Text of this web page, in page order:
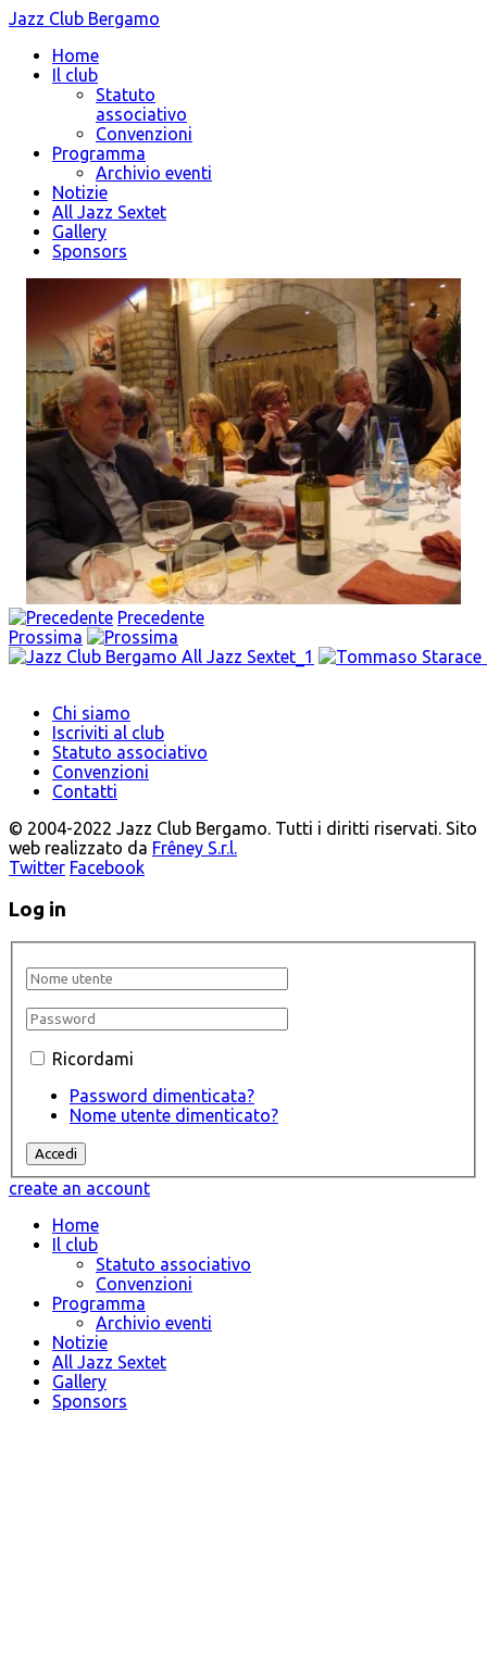
Jazz Club Bergamo
Home
Il club
Statuto
associativo
Convenzioni
Programma
Archivio eventi
Notizie
All Jazz Sextet
Gallery
Sponsors
Precedente
Prossima
Chi siamo
Iscriviti al club
Statuto associativo
Convenzioni
Contatti
© 2004-2022 Jazz Club Bergamo. Tutti i diritti riservati. Sito
web realizzato da Frêney S.r.l.
Twitter Facebook
Log in
Ricordami
Password dimenticata?
Nome utente dimenticato?
create an account
Home
Il club
Statuto associativo
Convenzioni
Programma
Archivio eventi
Notizie
All Jazz Sextet
Gallery
Sponsors